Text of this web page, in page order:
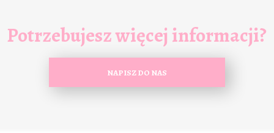
Potrzebujesz więcej informacji?
NAPISZ DO NAS